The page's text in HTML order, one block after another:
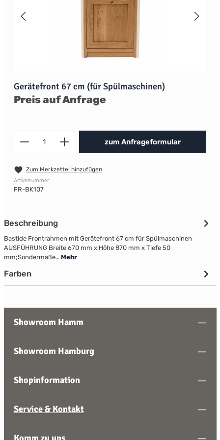
Gerätefront 67 cm (für Spülmaschinen)
Preis auf Anfrage
Produkt Anzahl: Gib den
zum Anfrageformular
Zum Merkzettel hinzufügen
Artikelnummer:
FR-BK107
Beschreibung
Bastide Frontrahmen mit Gerätefront 67 cm für Spülmaschinen
AUSFÜHRUNG Breite 670 mm x Höhe 870 mm x Tiefe 50
mm;Sondermaße… Mehr
Farben
Showroom Hamm
Showroom Hamburg
Shopinformation
Service & Kontakt